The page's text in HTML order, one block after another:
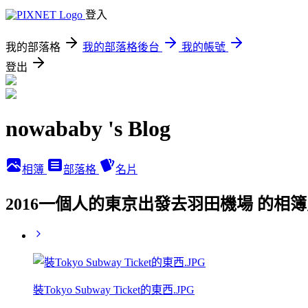
登入
我的部落格 我的部落格後台
我的帳號
登出
nowababy 's Blog
相簿 部落格 名片
2016一個人的東京出發去羽田機場 的相
裝Tokyo Subway Ticket的東西.JPG